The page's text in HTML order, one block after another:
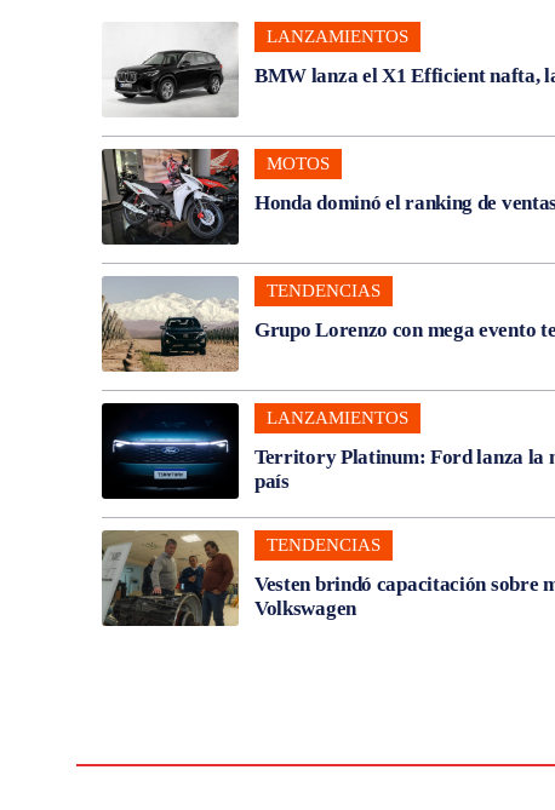
LANZAMIENTOS
BMW lanza el X1 Efficient nafta,
MOTOS
Honda dominó el ranking de
TENDENCIAS
Grupo Lorenzo con mega evento
LANZAMIENTOS
Territory Platinum: Ford lanza la
país
TENDENCIAS
Vesten brindó capacitación sobre
Volkswagen